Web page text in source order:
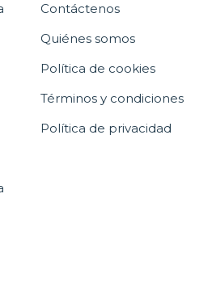
Contáctenos
Quiénes somos
Política de cookies
Términos y condiciones
Política de privacidad